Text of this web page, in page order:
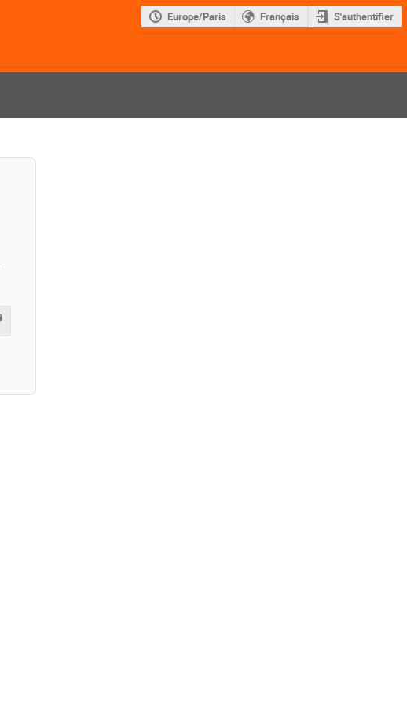
Europe/Paris Français S'authentifier